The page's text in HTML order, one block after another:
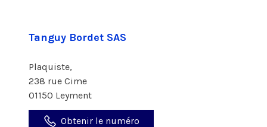
Tanguy Bordet SAS
Plaquiste,
238 rue Cime
01150 Leyment
Obtenir le numéro